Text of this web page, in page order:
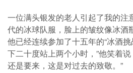
一位满头银发的老人引起了我的注
代的冰球队服，脸上的皱纹像冰酒
他已经连续参加了十五年的“冰酒
下二十度站上两个小时，”他笑着
还是要来，这是对过去的致敬。”